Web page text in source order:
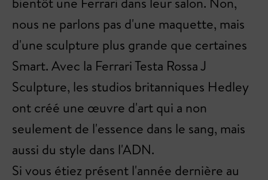
nous ne parlons pas d'une maquette, mais
d'une sculpture plus grande que certaines
Smart. Avec la Ferrari Testa Rossa J
Sculpture, les studios britanniques Hedley
ont créé une œuvre d'art qui a non
seulement de l'essence dans le sang, mais
aussi du style dans l'ADN.
Si vous étiez présent l'année dernière au